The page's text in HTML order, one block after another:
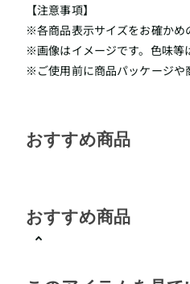
【注意事項】
※各商品表示サイズをお確かめ
※画像はイメージです。色味等
※ご使用前に商品パッケージや
おすすめ商品
おすすめ商品